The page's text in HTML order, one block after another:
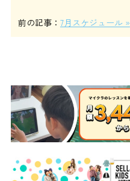
前の記事： 7月スケジュール »